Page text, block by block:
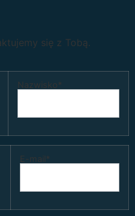
się z Tobą.
Nazwisko*
E-mail*